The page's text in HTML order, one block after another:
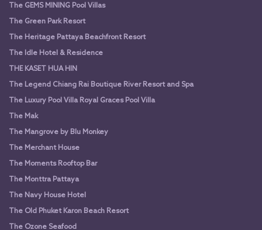
The GEMS MINING Pool Villas
The Green Park Resort
The Heritage Pattaya Beachfront Resort
The Idle Hotel & Residence
THE KASET HUA HIN
The Legend Chiang Rai Boutique River Resort and Spa
The Luxury Pool Villa Royal Graces Pool Villa
The Mak
The Mangrove by Blu Monkey
The Merchant House
The Moments Rooftop Bar
The Monttra Pattaya
The Navy House Hotel
The Old Phuket Karon Beach Resort
The Ozone Seafood